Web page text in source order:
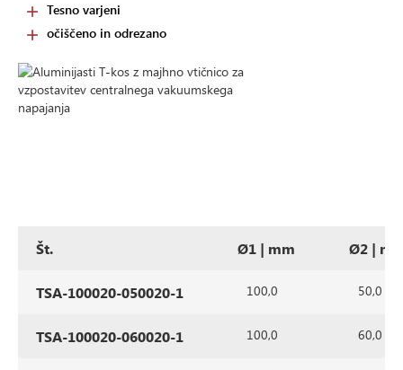
Tesno varjeni
očiščeno in odrezano
Št. Ø1 | mm Ø2 |
TSA-100020-050020-1 100,0 50,0
TSA-100020-060020-1 100,0 60,0